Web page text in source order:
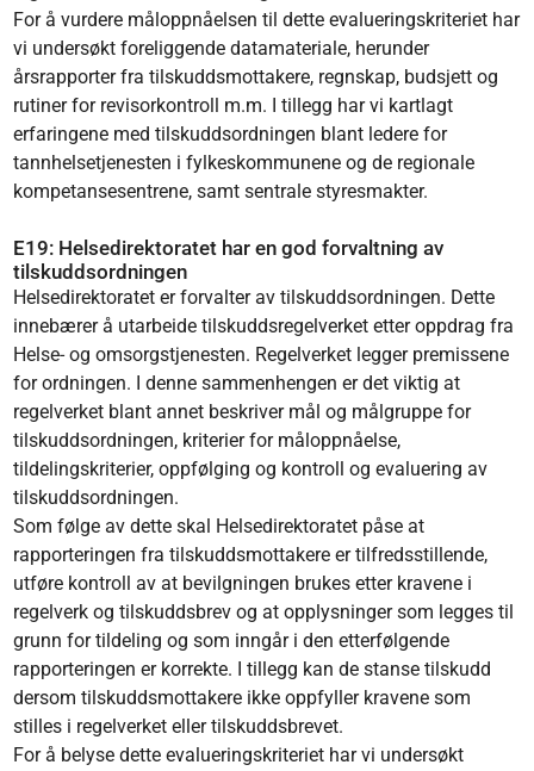
For å vurdere måloppnåelsen til dette evalueringskriteriet har
vi undersøkt foreliggende datamateriale, herunder
årsrapporter fra tilskuddsmottakere, regnskap, budsjett og
rutiner for revisorkontroll m.m. I tillegg har vi kartlagt
erfaringene med tilskuddsordningen blant ledere for
tannhelsetjenesten i fylkeskommunene og de regionale
kompetansesentrene, samt sentrale styresmakter.
E19: Helsedirektoratet har en god forvaltning av
tilskuddsordningen
Helsedirektoratet er forvalter av tilskuddsordningen. Dette
innebærer å utarbeide tilskuddsregelverket etter oppdrag fra
Helse- og omsorgstjenesten. Regelverket legger premissene
for ordningen. I denne sammenhengen er det viktig at
regelverket blant annet beskriver mål og målgruppe for
tilskuddsordningen, kriterier for måloppnåelse,
tildelingskriterier, oppfølging og kontroll og evaluering av
tilskuddsordningen.
Som følge av dette skal Helsedirektoratet påse at
rapporteringen fra tilskuddsmottakere er tilfredsstillende,
utføre kontroll av at bevilgningen brukes etter kravene i
regelverk og tilskuddsbrev og at opplysninger som legges til
grunn for tildeling og som inngår i den etterfølgende
rapporteringen er korrekte. I tillegg kan de stanse tilskudd
dersom tilskuddsmottakere ikke oppfyller kravene som
stilles i regelverket eller tilskuddsbrevet.
For å belyse dette evalueringskriteriet har vi undersøkt